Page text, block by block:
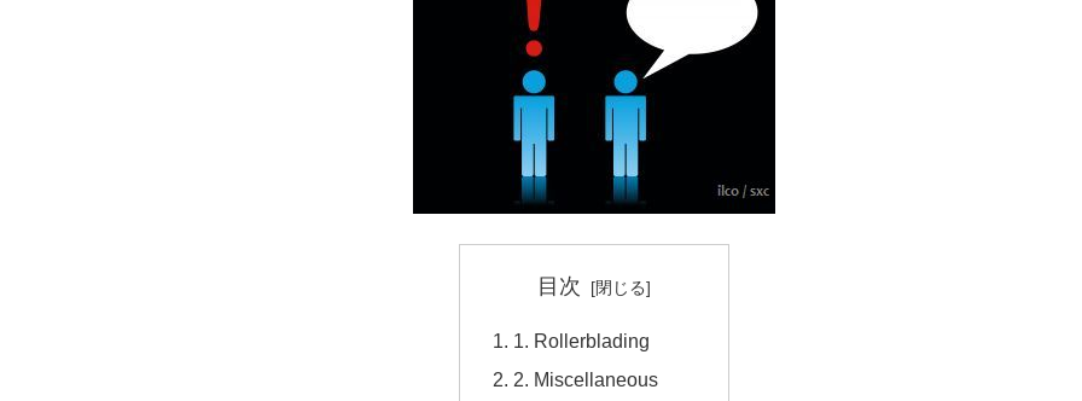
目次
1. Rollerblading
2. Miscellaneous